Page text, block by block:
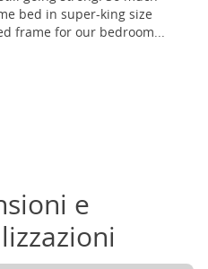
bed in super-king size
frame for our bedroom...
e